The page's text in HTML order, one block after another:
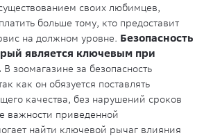
своих любимцев,
больше тому, кто предоставит
на должном уровне. Безопасность
является ключевым при
В зоомагазине за безопасность
как он обязуется поставлять
качества, без нарушений сроков
важности приведенной
найти ключевой рычаг влияния